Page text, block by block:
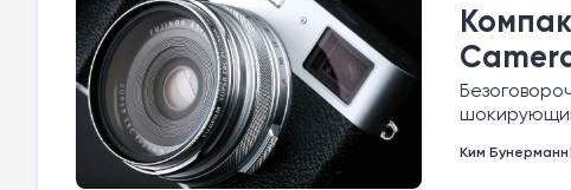
Ким Бунерманн